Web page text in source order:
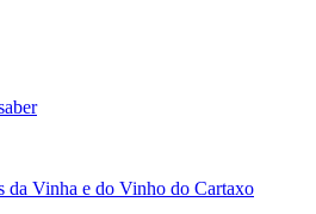
da Vinha e do Vinho do Cartaxo